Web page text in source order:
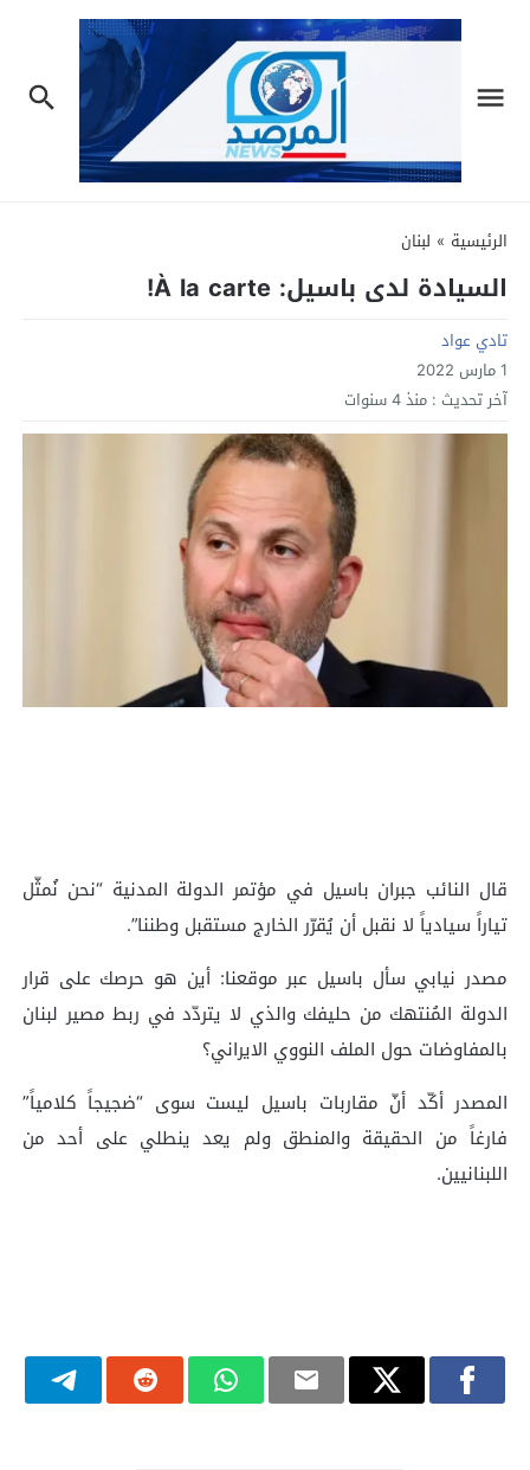
الرئيسية » لبنان
السيادة لدى باسيل: À la carte!
تادي عواد
1 مارس 2022
آخر تحديث : منذ 4 سنوات
قال النائب جبران باسيل في مؤتمر الدولة المدنية “نحن نُمثّل
تياراً سيادياً لا نقبل أن يُقرّر الخارج مستقبل وطننا”.
مصدر نيابي سأل باسيل عبر موقعنا: أين هو حرصك على قرار
الدولة المُنتهك من حليفك والذي لا يتردّد في ربط مصير لبنان
بالمفاوضات حول الملف النووي الايراني؟
المصدر أكّد أنّ مقاربات باسيل ليست سوى “ضجيجاً كلامياً”
فارغاً من الحقيقة والمنطق ولم يعد ينطلي على أحد من
اللبنانيين.